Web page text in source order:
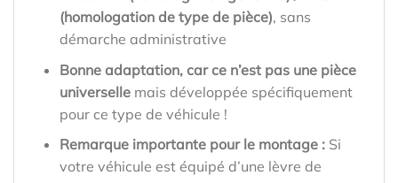
(homologation de type de pièce), sans
démarche administrative
Bonne adaptation, car ce n’est pas une pièce
universellemais développée spécifiquement
pour ce type de véhicule !
Remarque importante pour le montage : Si
votre véhicule est équipé d’une lèvre de